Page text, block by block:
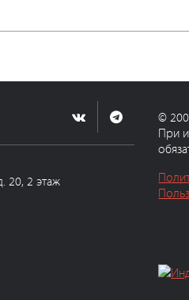
20, 2 этаж
©
При